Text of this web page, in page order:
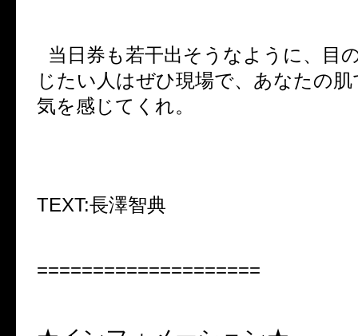
当日券も若干出そうなように、目
じたい人はぜひ現場で、あなたの
気を感じてくれ。
TEXT:長澤智典
====================